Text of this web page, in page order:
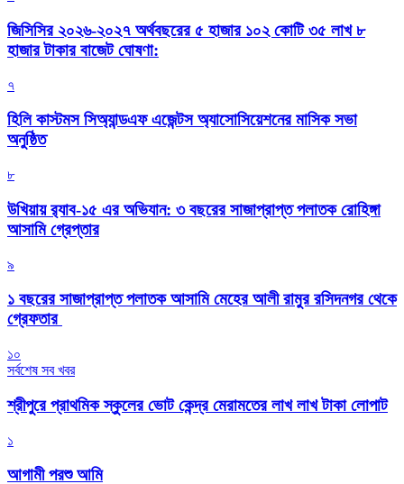
জিসিসির ২০২৬-২০২৭ অর্থবছরের ৫ হাজার ১০২ কোটি ৩৫ লাখ ৮
হাজার টাকার বাজেট ঘোষণা:
৭
হিলি কাস্টমস সিঅ্যান্ডএফ এজেন্টস অ্যাসোসিয়েশনের মাসিক সভা
অনুষ্ঠিত
৮
উখিয়ায় র‍্যাব-১৫ এর অভিযান: ৩ বছরের সাজাপ্রাপ্ত পলাতক রোহিঙ্গা
আসামি গ্রেপ্তার
৯
১ বছরের সাজাপ্রাপ্ত পলাতক আসামি মেহের আলী রামুর রসিদনগর থেকে
গ্রেফতার ‎
১০
সর্বশেষ সব খবর
শ্রীপুরে প্রাথমিক স্কুলের ভোট কেন্দ্র মেরামতের লাখ লাখ টাকা লোপাট
১
আগামী পরশু আমি